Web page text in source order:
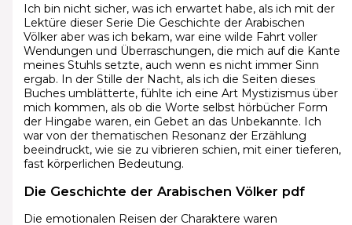
Ich bin nicht sicher, was ich erwartet habe, als ich mit der
Lektüre dieser Serie Die Geschichte der Arabischen
Völker aber was ich bekam, war eine wilde Fahrt voller
Wendungen und Überraschungen, die mich auf die Kante
meines Stuhls setzte, auch wenn es nicht immer Sinn
ergab. In der Stille der Nacht, als ich die Seiten dieses
Buches umblätterte, fühlte ich eine Art Mystizismus über
mich kommen, als ob die Worte selbst hörbücher Form
der Hingabe waren, ein Gebet an das Unbekannte. Ich
war von der thematischen Resonanz der Erzählung
beeindruckt, wie sie zu vibrieren schien, mit einer tieferen,
fast körperlichen Bedeutung.
Die Geschichte der Arabischen Völker pdf
Die emotionalen Reisen der Charaktere waren